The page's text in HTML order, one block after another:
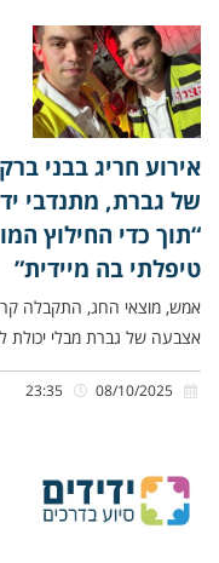
אירוע חריג בבני
של גברת, מתנדבי
“תוך כדי החילוץ
טיפלתי בה מיידית”
אמש, מוצאי החג, התקבלה
אצבעה של גברת מבלי יכולת